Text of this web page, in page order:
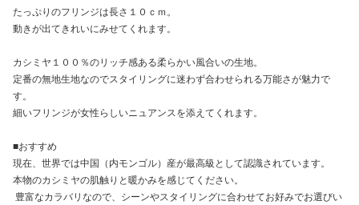
たっぷりのフリンジは長さ１０ｃｍ。
動きが出てきれいにみせてくれます。
カシミヤ１００％のリッチ感ある柔らかい風合いの生地。
定番の無地生地なのでスタイリングに迷わず合わせられる万能さが魅力で
す。
細いフリンジが女性らしいニュアンスを添えてくれます。
■おすすめ
現在、世界では中国（内モンゴル）産が最高級として認識されています。
本物のカシミヤの肌触りと暖かみを感じてください。
豊富なカラバリなので、シーンやスタイリングに合わせてお好みでお選びい